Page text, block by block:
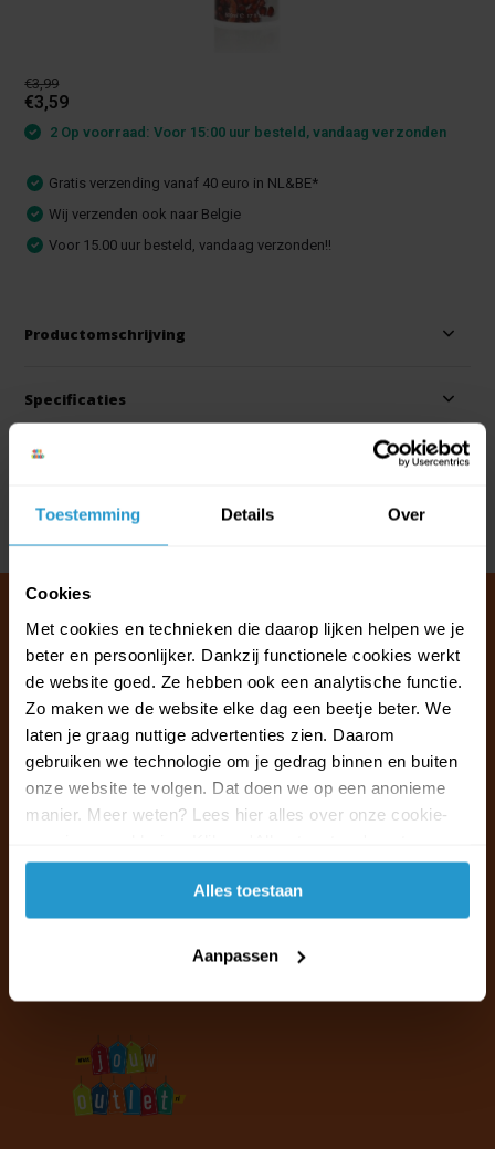
Toestemming Details Over
Cookies
Met cookies en technieken die daarop lijken helpen we je
beter en persoonlijker. Dankzij functionele cookies werkt
de website goed. Ze hebben ook een analytische functie.
Zo maken we de website elke dag een beetje beter. We
laten je graag nuttige advertenties zien. Daarom
gebruiken we technologie om je gedrag binnen en buiten
onze website te volgen. Dat doen we op een anonieme
manier. Meer weten? Lees hier alles over onze cookie-
accepteren.
Alles toestaan
Aanpassen
€3,99
€3,59
2 Op voorraad: Voor 15:00 uur besteld, vandaag verzonden
Gratis verzending vanaf 40 euro in NL&BE*
Wij verzenden ook naar Belgie
Voor 15.00 uur besteld, vandaag verzonden!!
Productomschrijving
Specificaties
Reviews
Klantenservice & FAQ
Wij staan voor u klaar.
Ma t/m vr van 09:30 - 16:00 telefonisch
+31 (0)13 785 62 41
Naar de klantenservice & FAQ